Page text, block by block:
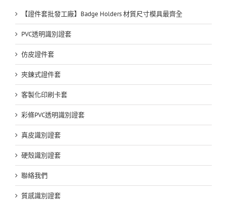
客
象〉
【證件套批發工廠】Badge Holders 材質尺寸模具最齊全
PVC透明識別證套
仿皮證件套
夾鍊式證件套
客製化印刷卡套
彩條PVC透明識別證套
真皮識別證套
硬殼識別證套
聯絡我們
質感識別證套